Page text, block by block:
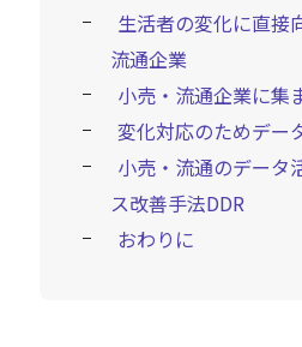
生活者の変化に直接
流通企業
小売・流通企業に集
変化対応のためデー
小売・流通のデータ
ス改善手法DDR
おわりに